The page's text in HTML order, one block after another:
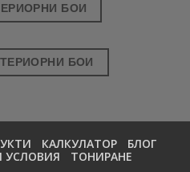
БОИ
БОИ
КАЛКУЛАТОР
БЛОГ
УСЛОВИЯ ТОНИРАНЕ